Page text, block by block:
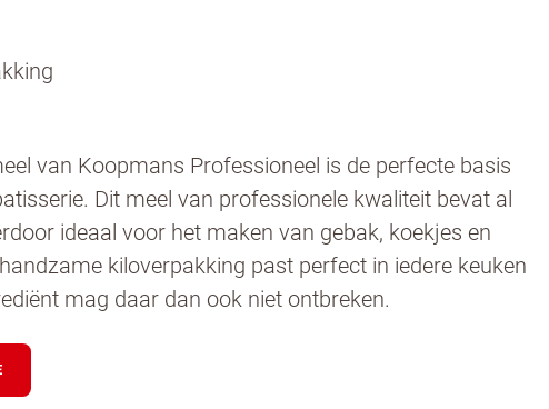
van Koopmans Professioneel is de perfecte basis
Dit meel van professionele kwaliteit bevat al
ideaal voor het maken van gebak, koekjes en
kiloverpakking past perfect in iedere keuken
mag daar dan ook niet ontbreken.